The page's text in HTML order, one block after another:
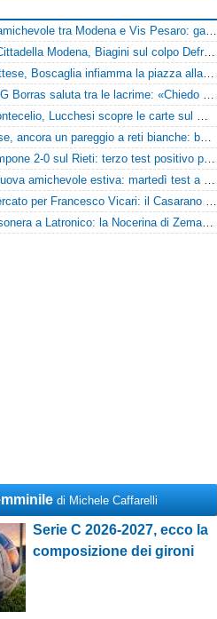
Dramma in amichevole tra Modena e Vis Pesaro: gara sospesa per il grave infortunio di Sersanti
Clamoroso Cittadella Modena, Biagini sul colpo Defrel: «Per noi rappresenta un sogno, a volte si realizzano»
Sambenedettese, Boscaglia infiamma la piazza alla presentazione: «Senza di voi non saremmo nulla, vi promettiamo lavoro e maglia sudata»
Perugia, il DG Borras saluta tra le lacrime: «Chiedo scusa a tifosi e famiglia, Faroni ha perso tantissimi soldi»
Guidonia Montecelio, Lucchesi scopre le carte sul mercato: «Siamo contenti del lavoro fatto, puntiamo dritti ai playoff»
Castellanzese, ancora un pareggio a reti bianche: buone risposte per Bolzoni col Club Milano
L'Aquila si impone 2-0 sul Rieti: terzo test positivo per la squadra di Andreucci
Lucchese, nuova amichevole estiva: martedì test a Montepulciano contro il Taranto
Sirene di mercato per Francesco Vicari: il Casarano piomba sul difensore del Bari
Valanga rossonera a Latronico: la Nocerina di Zeman ne fa 9 all'Atletico Agromonte
di Michele Caffarelli
Serie C 2026-2027, ecco la
composizione dei gironi